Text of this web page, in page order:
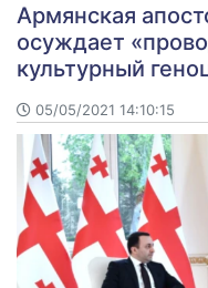
Армянская
осуждает
культурный
05/05/2021 14:10:15